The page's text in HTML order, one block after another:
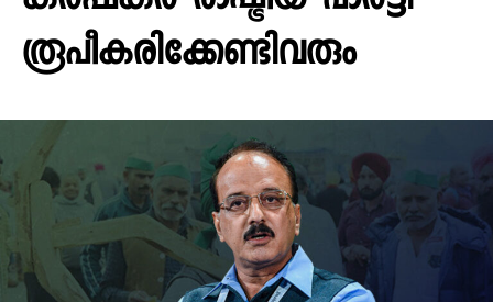
രൂപീകരിക്കേണ്ടിവരും